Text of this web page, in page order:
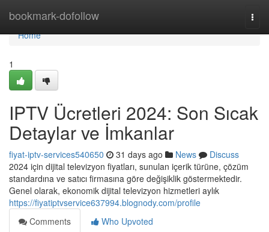
bookmark-dofollow
Home
Home
1
IPTV Ücretleri 2024: Son Sıcak
Detaylar ve İmkanlar
fiyat-iptv-services540650 31 days ago News
Discuss
2024 için dijital televizyon fiyatları, sunulan içerik türüne, çözüm
standardına ve satıcı firmasına göre değişiklik göstermektedir.
Genel olarak, ekonomik dijital televizyon hizmetleri aylık
https://fiyatiptvservice637994.blognody.com/profile
Comments
Who Upvoted